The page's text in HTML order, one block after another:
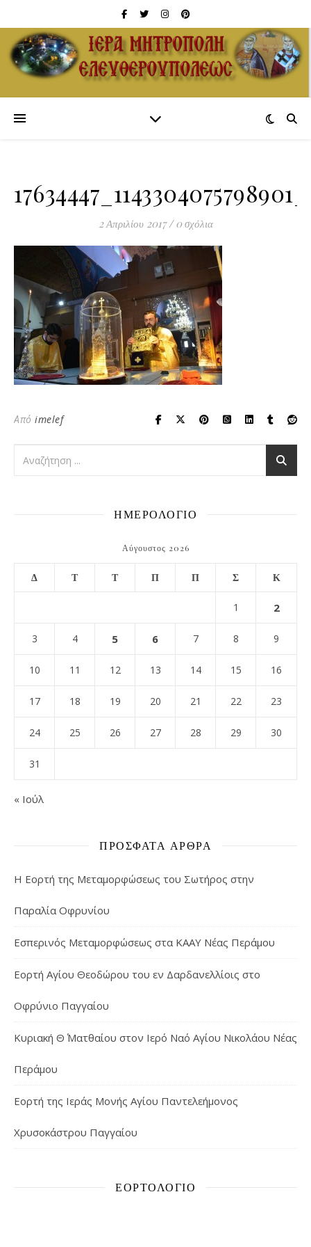
2 Απριλίου 2017 / 0 σχόλια
Από imelef
ΗΜΕΡΟΛΟΓΙΟ
Αύγουστος 2026
Δ Τ Τ Π Π Σ Κ
1 2
3 4 5 6 7 8 9
10 11 12 13 14 15 16
17 18 19 20 21 22 23
24 25 26 27 28 29 30
31
« Ιούλ
ΠΡΌΣΦΑΤΑ ΆΡΘΡΑ
Η Εορτή της Μεταμορφώσεως του Σωτήρος στην
Παραλία Οφρυνίου
Εσπερινός Μεταμορφώσεως στα ΚΑΑΥ Νέας Περάμου
Εορτή Αγίου Θεοδώρου του εν Δαρδανελλίοις στο
Οφρύνιο Παγγαίου
Κυριακή Θ΄ Ματθαίου στον Ιερό Ναό Αγίου Νικολάου Νέας
Περάμου
Εορτή της Ιεράς Μονής Αγίου Παντελεήμονος
Χρυσοκάστρου Παγγαίου
ΕΟΡΤΟΛΌΓΙΟ